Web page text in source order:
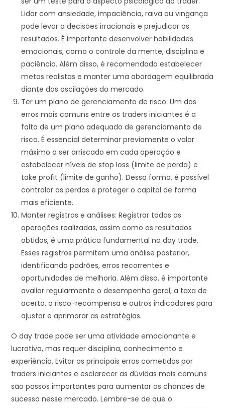
Lidar com ansiedade, impaciência, raiva ou vingança
pode levar a decisões irracionais e prejudicar os
resultados. É importante desenvolver habilidades
emocionais, como o controle da mente, disciplina e
paciência. Além disso, é recomendado estabelecer
metas realistas e manter uma abordagem equilibrada
diante das oscilações do mercado.
Ter um plano de gerenciamento de risco: Um dos
erros mais comuns entre os traders iniciantes é a
falta de um plano adequado de gerenciamento de
risco. É essencial determinar previamente o valor
máximo a ser arriscado em cada operação e
estabelecer níveis de stop loss (limite de perda) e
take profit (limite de ganho). Dessa forma, é possível
controlar as perdas e proteger o capital de forma
mais eficiente.
Manter registros e análises: Registrar todas as
operações realizadas, assim como os resultados
obtidos, é uma prática fundamental no day trade.
Esses registros permitem uma análise posterior,
identificando padrões, erros recorrentes e
oportunidades de melhoria. Além disso, é importante
avaliar regularmente o desempenho geral, a taxa de
acerto, o risco-recompensa e outros indicadores para
ajustar e aprimorar as estratégias.
O day trade pode ser uma atividade emocionante e
lucrativa, mas requer disciplina, conhecimento e
experiência. Evitar os principais erros cometidos por
traders iniciantes e esclarecer as dúvidas mais comuns
são passos importantes para aumentar as chances de
sucesso nesse mercado. Lembre-se de que o